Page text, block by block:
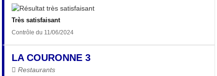
Très satisfaisant
Contrôle du 11/06/2024
LA COURONNE 3
Restaurants